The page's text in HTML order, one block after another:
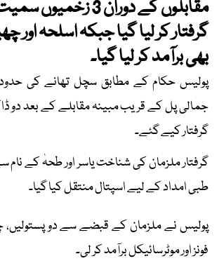
گرفتار کر لیا گیا جبکہ اسلحہ اور
بھی برآمد کر لیا گیا۔
پولیس حکام کے مطابق سچل تھانے کی
جمالی پل کے قریب مبینہ مقابلے کے بعد دو
گرفتار کیے گئے۔
گرفتار ملزمان کی شناخت یاسر اور طحہٰ کے
طبی امداد کے لیے اسپتال منتقل کیا گیا۔
پولیس نے ملزمان کے قبضے سے دو پستولیں،
فونز اور موٹرسائیکل برآمد کر لی۔